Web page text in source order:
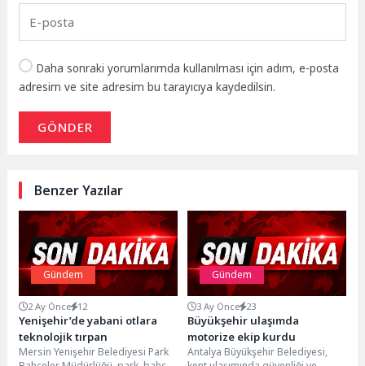
Daha sonraki yorumlarımda kullanılması için adım, e-posta
adresim ve site adresim bu tarayıcıya kaydedilsin.
GÖNDER
Benzer Yazılar
Gündem
2 Ay Önce 12
Yenişehir’de yabani otlara
teknolojik tırpan
Mersin Yenişehir Belediyesi Park
Gündem
3 Ay Önce 23
Büyükşehir ulaşımda
motorize ekip kurdu
Antalya Büyükşehir Belediyesi,